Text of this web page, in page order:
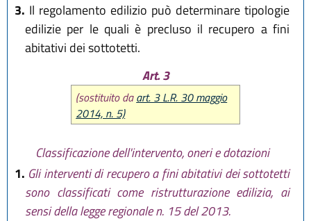
3. Il regolamento edilizio può determinare tipologie
edilizie per le quali è precluso il recupero a fini
abitativi dei sottotetti.
Art. 3
(sostituito daart. 3 L.R. 30 maggio
2014, n. 5)
Classificazione dell'intervento, oneri e dotazioni
1. Gli interventi di recupero a fini abitativi dei sottotetti
sono classificati come ristrutturazione edilizia, ai
sensi della legge regionale n. 15 del 2013.